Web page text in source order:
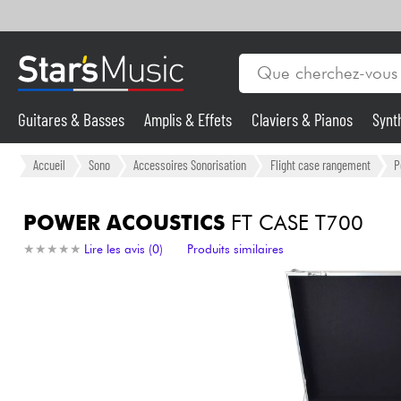
Guitares & Basses
Synthés & Sampleurs
Micros & HF
Guitares & Basses Amplis & Effets Claviers & Pianos
Accueil Sono Accessoires Sonorisation Flight case rangement
POWER ACOUSTICSFT CASE T700
★ ★ ★ ★ ★
★ ★ ★ ★ ★ Lire les avis (0) Produits similaires